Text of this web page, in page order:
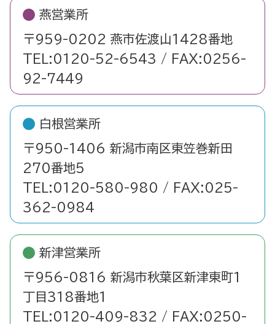
燕営業所
〒959-0202 燕市佐渡山1428番地
TEL:0120-52-6543 / FAX:0256-
92-7449
白根営業所
〒950-1406 新潟市南区東笠巻新田
270番地5
TEL:0120-580-980 / FAX:025-
362-0984
新津営業所
〒956-0816 新潟市秋葉区新津東町1
丁目318番地1
TEL:0120-409-832 / FAX:0250-